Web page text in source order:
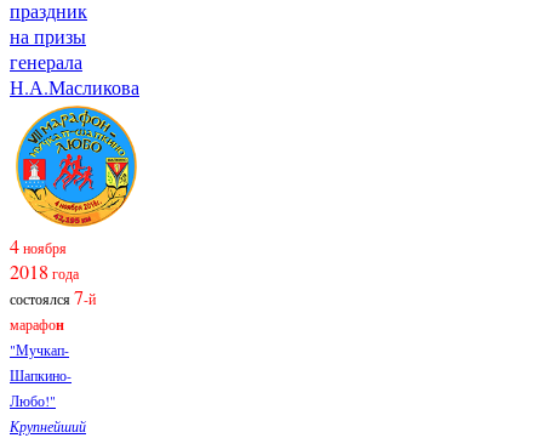
праздник
на призы
генерала
Н.А.Масликова
4ноября
2018 года
состоялся7-й
марафон
"Мучкап-
Шапкино-
Любо!"
Крупнейший